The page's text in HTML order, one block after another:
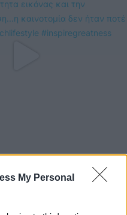
My Personal